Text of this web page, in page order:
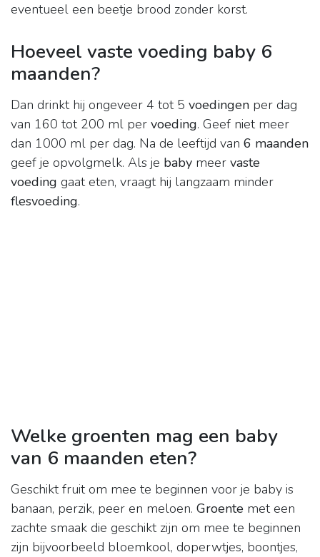
eventueel een beetje brood zonder korst.
Hoeveel vaste voeding baby 6
maanden?
Dan drinkt hij ongeveer 4 tot 5 voedingen per dag
van 160 tot 200 ml per voeding. Geef niet meer
dan 1000 ml per dag. Na de leeftijd van 6 maanden
geef je opvolgmelk. Als je baby meer vaste
voeding gaat eten, vraagt hij langzaam minder
flesvoeding.
Welke groenten mag een baby
van 6 maanden eten?
Geschikt fruit om mee te beginnen voor je baby is
banaan, perzik, peer en meloen. Groente met een
zachte smaak die geschikt zijn om mee te beginnen
zijn bijvoorbeeld bloemkool, doperwtjes, boontjes,